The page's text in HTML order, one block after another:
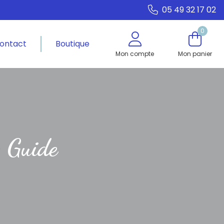
05 49 32 17 02
Boutique
Mon compte
0
Mon panier